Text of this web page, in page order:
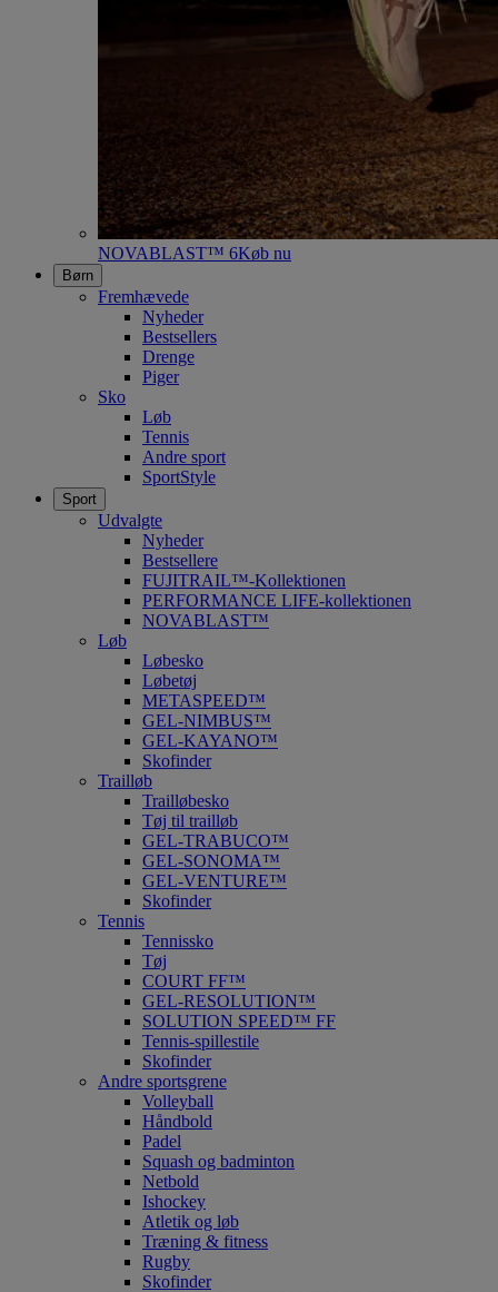
NOVABLAST™ 6Køb nu
Børn
Fremhævede
Nyheder
Bestsellers
Drenge
Piger
Sko
Løb
Tennis
Andre sport
SportStyle
Sport
Udvalgte
Nyheder
Bestsellere
FUJITRAIL™-Kollektionen
PERFORMANCE LIFE-kollektionen
NOVABLAST™
Løb
Løbesko
Løbetøj
METASPEED™
GEL-NIMBUS™
GEL-KAYANO™
Skofinder
Trailløb
Trailløbesko
Tøj til trailløb
GEL-TRABUCO™
GEL-SONOMA™
GEL-VENTURE™
Skofinder
Tennis
Tennissko
Tøj
COURT FF™
GEL-RESOLUTION™
SOLUTION SPEED™ FF
Tennis-spillestile
Skofinder
Andre sportsgrene
Volleyball
Håndbold
Padel
Squash og badminton
Netbold
Ishockey
Atletik og løb
Træning & fitness
Rugby
Skofinder